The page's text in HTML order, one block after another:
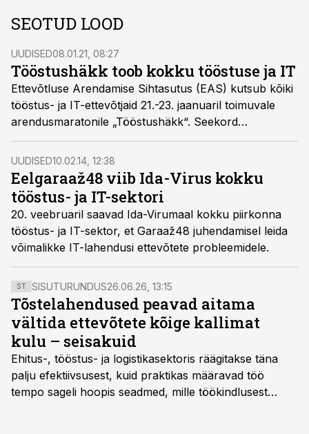
SEOTUD LOOD
UUDISED08.01.21, 08:27
Tööstushäkk toob kokku tööstuse ja IT
Ettevõtluse Arendamise Sihtasutus (EAS) kutsub kõiki
tööstus- ja IT-ettevõtjaid 21.-23. jaanuaril toimuvale
arendusmaratonile „Tööstushäkk“. Seekord
keskendutakse digitaliseerimisele ning eesmärk on
kolme päeva jooksul leida innovatiivseid lahendusi
tööstusettevõtete äritegevuse laiendamiseks ning
tulude suurendamiseks.
UUDISED10.02.14, 12:38
Eelgaraaž48 viib Ida-Virus kokku
tööstus- ja IT-sektori
20. veebruaril saavad Ida-Virumaal kokku piirkonna
tööstus- ja IT-sektor, et Garaaž48 juhendamisel leida
võimalikke IT-lahendusi ettevõtete probleemidele.
ST SISUTURUNDUS26.06.26, 13:15
Tõstelahendused peavad aitama
vältida ettevõtete kõige kallimat
kulu – seisakuid
Ehitus-, tööstus- ja logistikasektoris räägitakse täna
palju efektiivsusest, kuid praktikas määravad töö
tempo sageli hoopis seadmed, mille töökindlusest